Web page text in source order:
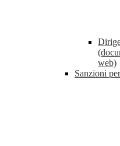
web)
Sanzioni